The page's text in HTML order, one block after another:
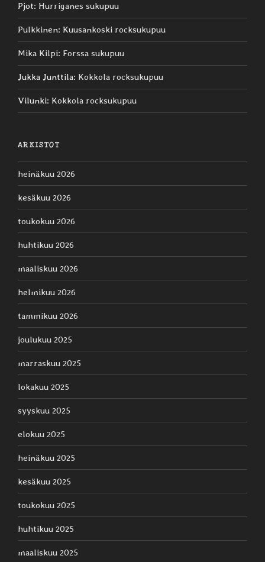
Pjot: Hurriganes sukupuu
Pulkkinen: Kuusankoski rocksukupuu
Mika Kilpi: Forssa sukupuu
Jukka Junttila: Kokkola rocksukupuu
Vilunki: Kokkola rocksukupuu
ARKISTOT
heinäkuu 2026
kesäkuu 2026
toukokuu 2026
huhtikuu 2026
maaliskuu 2026
helmikuu 2026
tammikuu 2026
joulukuu 2025
marraskuu 2025
lokakuu 2025
syyskuu 2025
elokuu 2025
heinäkuu 2025
kesäkuu 2025
toukokuu 2025
huhtikuu 2025
maaliskuu 2025